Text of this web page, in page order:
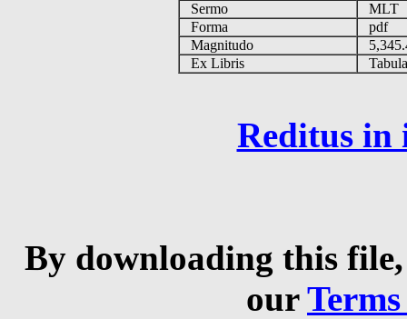
Sermo
MLT
Forma
pdf
Magnitudo
Ex Libris
Reditus in
By downloading this
our